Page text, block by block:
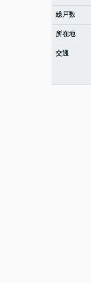
総戸数
所在地
交通